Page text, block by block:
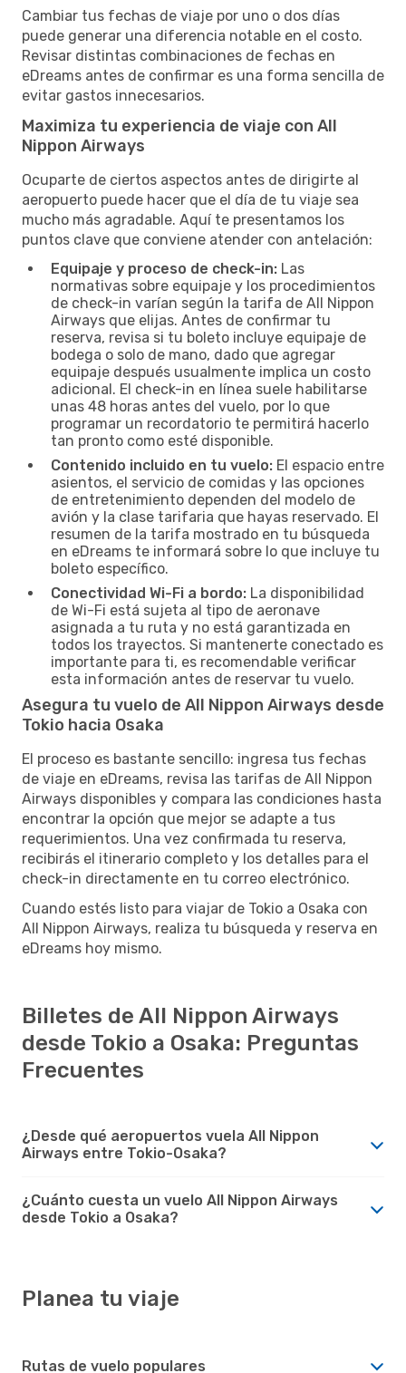
Cambiar tus fechas de viaje por uno o dos días
puede generar una diferencia notable en el costo.
Revisar distintas combinaciones de fechas en
eDreams antes de confirmar es una forma sencilla de
evitar gastos innecesarios.
Maximiza tu experiencia de viaje con All
Nippon Airways
Ocuparte de ciertos aspectos antes de dirigirte al
aeropuerto puede hacer que el día de tu viaje sea
mucho más agradable. Aquí te presentamos los
puntos clave que conviene atender con antelación:
Equipaje y proceso de check-in: Las
normativas sobre equipaje y los procedimientos
de check-in varían según la tarifa de All Nippon
Airways que elijas. Antes de confirmar tu
reserva, revisa si tu boleto incluye equipaje de
bodega o solo de mano, dado que agregar
equipaje después usualmente implica un costo
adicional. El check-in en línea suele habilitarse
unas 48 horas antes del vuelo, por lo que
programar un recordatorio te permitirá hacerlo
tan pronto como esté disponible.
Contenido incluido en tu vuelo: El espacio entre
asientos, el servicio de comidas y las opciones
de entretenimiento dependen del modelo de
avión y la clase tarifaria que hayas reservado. El
resumen de la tarifa mostrado en tu búsqueda
en eDreams te informará sobre lo que incluye tu
boleto específico.
Conectividad Wi-Fi a bordo: La disponibilidad
de Wi-Fi está sujeta al tipo de aeronave
asignada a tu ruta y no está garantizada en
todos los trayectos. Si mantenerte conectado es
importante para ti, es recomendable verificar
esta información antes de reservar tu vuelo.
Asegura tu vuelo de All Nippon Airways desde
Tokio hacia Osaka
El proceso es bastante sencillo: ingresa tus fechas
de viaje en eDreams, revisa las tarifas de All Nippon
Airways disponibles y compara las condiciones hasta
encontrar la opción que mejor se adapte a tus
requerimientos. Una vez confirmada tu reserva,
recibirás el itinerario completo y los detalles para el
check-in directamente en tu correo electrónico.
Cuando estés listo para viajar de Tokio a Osaka con
All Nippon Airways, realiza tu búsqueda y reserva en
eDreams hoy mismo.
Billetes de All Nippon Airways
desde Tokio a Osaka: Preguntas
Frecuentes
¿Desde qué aeropuertos vuela All Nippon
Airways entre Tokio-Osaka?
¿Cuánto cuesta un vuelo All Nippon Airways
desde Tokio a Osaka?
Planea tu viaje
Rutas de vuelo populares